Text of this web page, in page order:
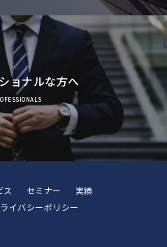
ョナルな方へ
ス セミナー
実績
イバシーポリシー